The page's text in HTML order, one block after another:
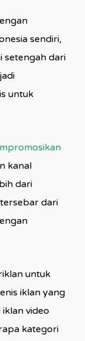
sendiri,
setengah dari
untuk
kanal
dari
dari
untuk
iklan yang
video
kategori